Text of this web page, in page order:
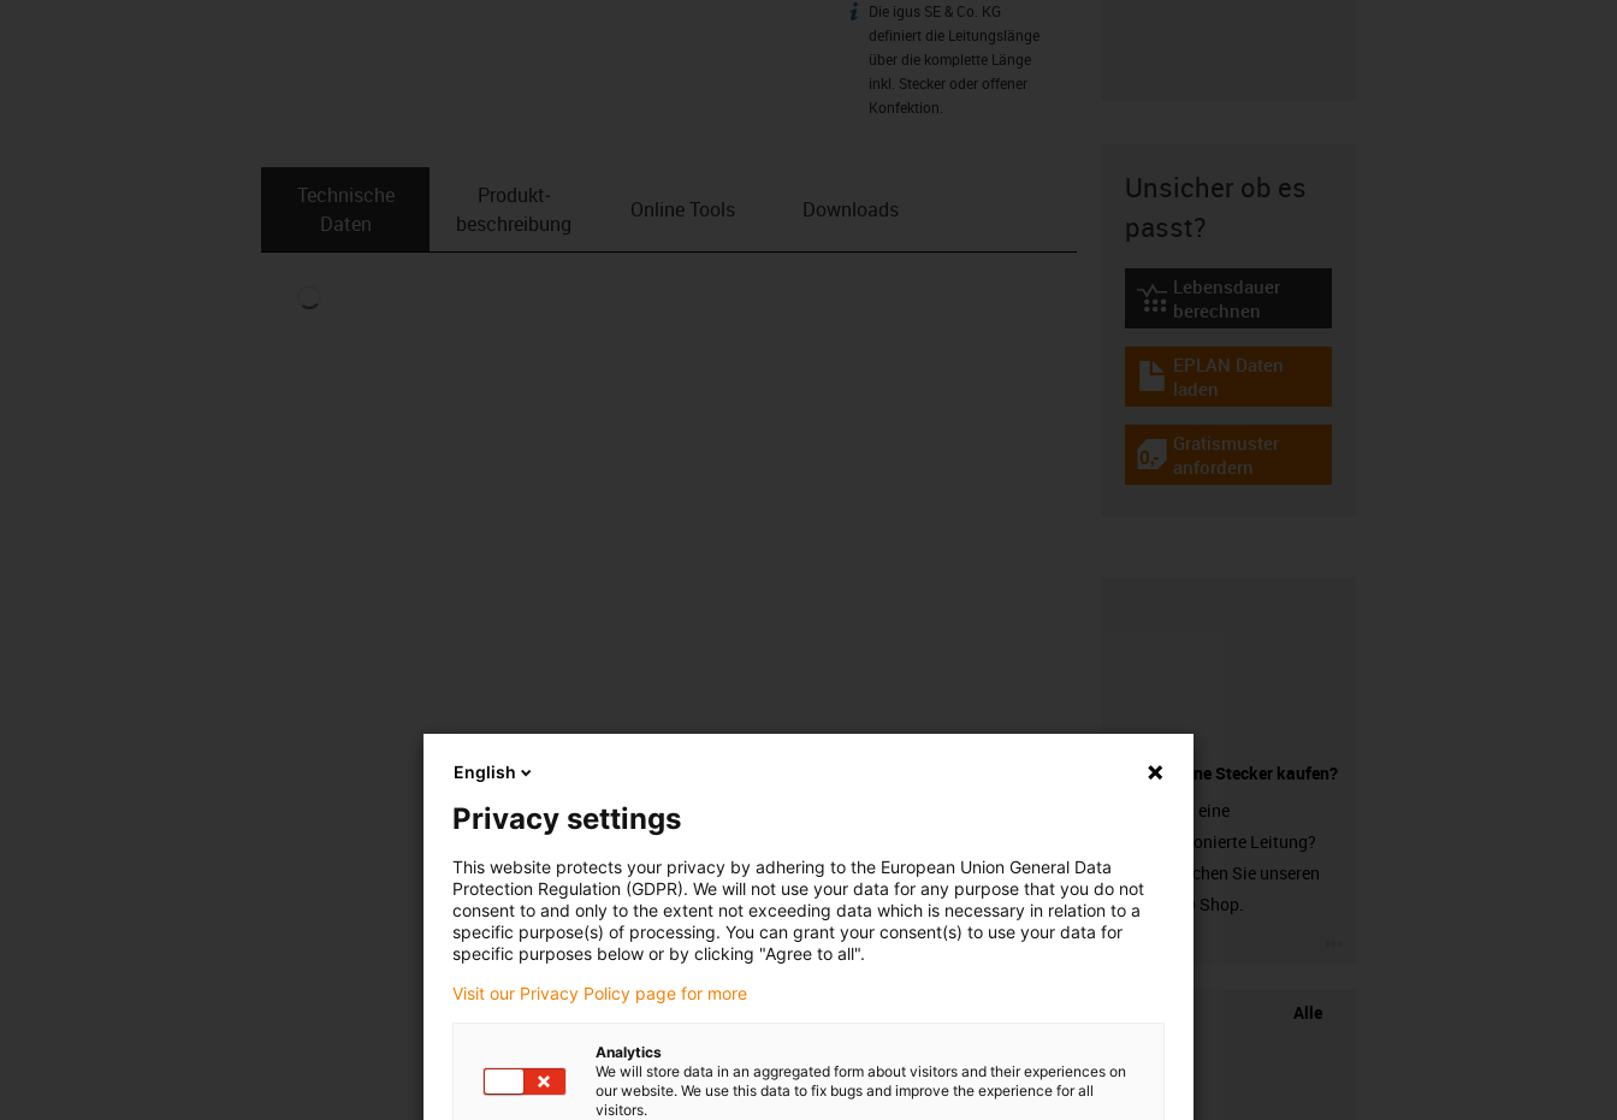
igus-icon-info
Die igus SE & Co. KG
definiert die Leitungslänge
über die komplette Länge
inkl. Stecker oder offener
Konfektion.
Technische
Daten
Produkt­
beschreibung
Online Tools Downloads
Unsicher ob es
passt?
igus-icon-lebensdauerrechner
Lebensdauer
berechnen
igus-icon-download-plan
EPLAN Daten
laden
igus-icon-gratismuster
Gratismuster
anfordern
Leitung ohne Stecker kaufen?
Sie suchen eine
unkonfektionierte Leitung?
Dann besuchen Sie unseren
chainflex® Shop.
Alle
English
Privacy settings
This website protects your privacy by adhering to the European Union General Data
Protection Regulation (GDPR). We will not use your data for any purpose that you do not
consent to and only to the extent not exceeding data which is necessary in relation to a
specific purpose(s) of processing. You can grant your consent(s) to use your data for
specific purposes below or by clicking "Agree to all".
Visit our Privacy Policy page for more
Analytics
We will store data in an aggregated form about visitors and their experiences on
our website. We use this data to fix bugs and improve the experience for all
visitors.